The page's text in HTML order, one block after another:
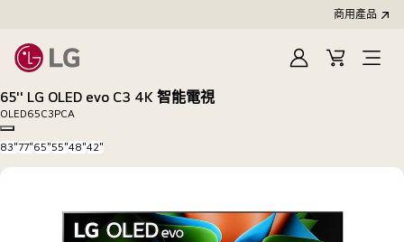
商用產品
登
購
65'' LG OLED evo C3 4K 智能電視
OLED65C3PCA
Copy model name
83"77"65"55"48"42"